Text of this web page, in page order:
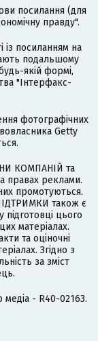
посилання (для
правду".
із посиланням на
подальшому
якій формі,
"Інтерфакс-
фотографічних
Getty
КОМПАНІЙ та
правах реклами.
промотуються.
також є
цього
матеріалах.
та оціночні
Згідно з
за зміст
медіа - R40-02163.